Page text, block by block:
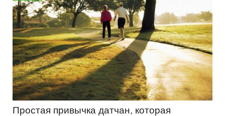
Простая привычка датчан, которая